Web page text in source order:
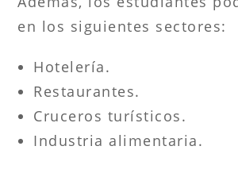
en los siguientes sectores:
Hotelería.
Restaurantes.
Cruceros turísticos.
Industria alimentaria.